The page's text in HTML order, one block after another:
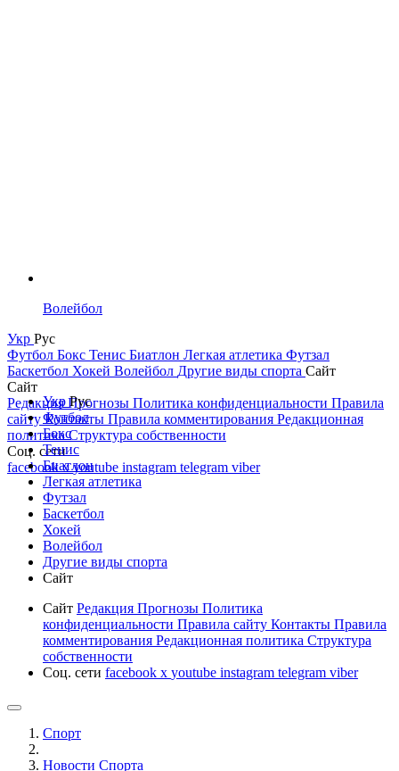
Волейбол
Укр Рус
Футбол Бокс Тенис Биатлон Легкая атлетика Футзал
Баскетбол Хокей Волейбол Другие виды спорта Сайт
Сайт
РедакцияПрогнозы Политика конфиденциальности Правила
сайтуКонтакты Правила комментирования Редакционная
политикаСтруктура собственности
Соц. сети
facebookxyoutube instagram telegram viber
УкрРус
Футбол
Бокс
Тенис
Биатлон
Легкая атлетика
Футзал
Баскетбол
Хокей
Волейбол
Другие виды спорта
Сайт
Сайт Редакция Прогнозы Политика
конфиденциальности Правила сайту Контакты Правила
комментирования Редакционная политика Структура
собственности
Соц. сети facebook x youtube instagram telegram viber
Спорт
Новости Cпорта